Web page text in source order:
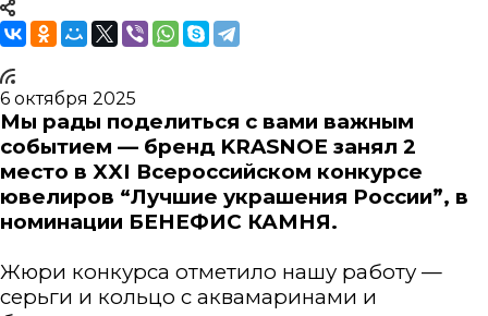
6 октября 2025
Мы рады поделиться с вами важным
событием — бренд KRASNOE занял 2
место в XXI Всероссийском конкурсе
ювелиров “Лучшие украшения России”, в
номинации БЕНЕФИС КАМНЯ.
Жюри конкурса отметило нашу работу —
серьги и кольцо с аквамаринами и